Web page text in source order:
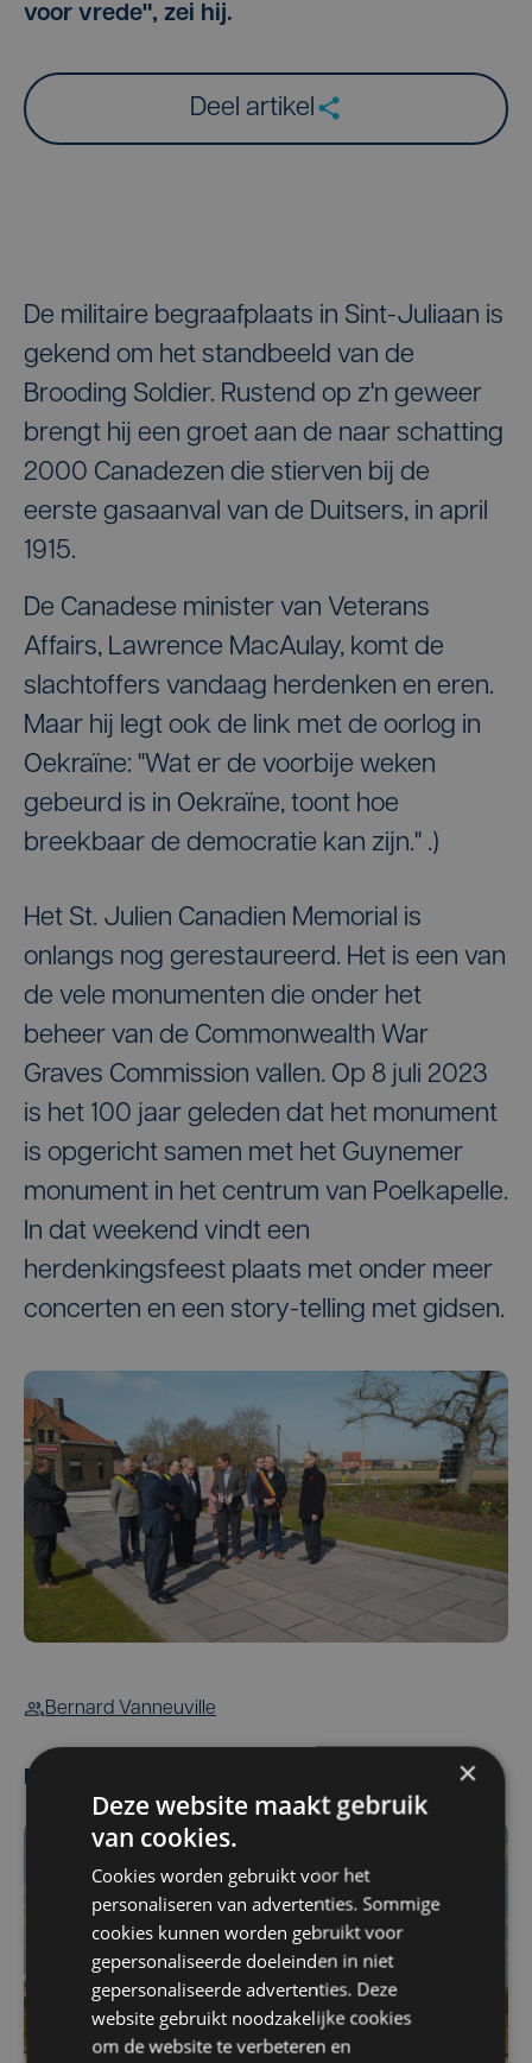
voor vrede", zei hij.
Deel artikel
De militaire begraafplaats in Sint-Juliaan is
gekend om het standbeeld van de
Brooding Soldier. Rustend op z'n geweer
brengt hij een groet aan de naar schatting
2000 Canadezen die stierven bij de
eerste gasaanval van de Duitsers, in april
1915.
De Canadese minister van Veterans
Affairs, Lawrence MacAulay, komt de
slachtoffers vandaag herdenken en eren.
Maar hij legt ook de link met de oorlog in
Oekraïne: "Wat er de voorbije weken
gebeurd is in Oekraïne, toont hoe
breekbaar de democratie kan zijn." .)
Het St. Julien Canadien Memorial is
onlangs nog gerestaureerd. Het is een van
de vele monumenten die onder het
beheer van de Commonwealth War
Graves Commission vallen. Op 8 juli 2023
is het 100 jaar geleden dat het monument
is opgericht samen met het Guynemer
monument in het centrum van Poelkapelle.
In dat weekend vindt een
herdenkingsfeest plaats met onder meer
concerten en een story-telling met gidsen.
Bernard Vanneuville
Meest gelezen ×
Deze website maakt gebruik
van cookies.
Cookies worden gebruikt voor het
personaliseren van advertenties. Sommige
cookies kunnen worden gebruikt voor
gepersonaliseerde doeleinden in niet
gepersonaliseerde advertenties. Deze
website gebruikt noodzakelijke cookies
om de website te verbeteren en